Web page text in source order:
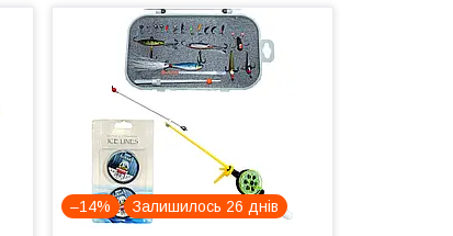
–14% Залишилось 26 днів